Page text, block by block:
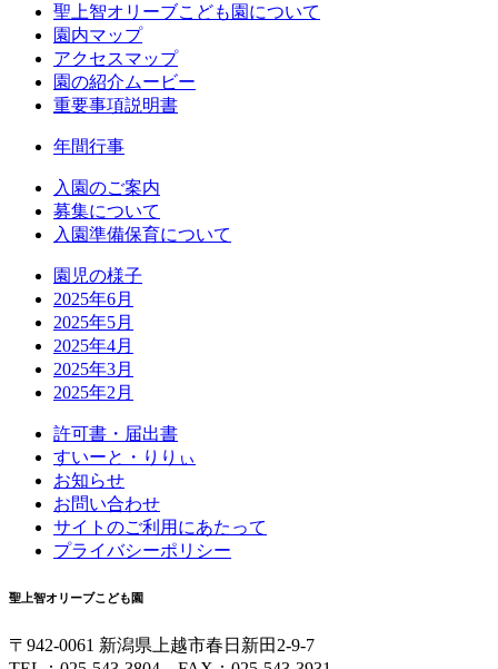
聖上智オリーブこども園について
園内マップ
アクセスマップ
園の紹介ムービー
重要事項説明書
年間行事
入園のご案内
募集について
入園準備保育について
園児の様子
2025年6月
2025年5月
2025年4月
2025年3月
2025年2月
許可書・届出書
すいーと・りりぃ
お知らせ
お問い合わせ
サイトのご利用にあたって
プライバシーポリシー
聖上智オリーブこども園
〒942-0061 新潟県上越市春日新田2-9-7